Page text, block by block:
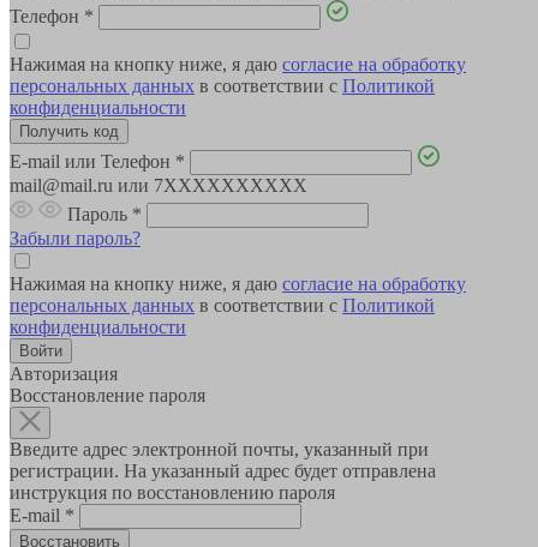
Телефон *
Нажимая на кнопку ниже, я даю согласие на обработку
персональных данных в соответствии с Политикой
конфиденциальности
E-mail или Телефон *
mail@mail.ru или 7XXXXXXXXXX
Пароль *
Забыли пароль?
Нажимая на кнопку ниже, я даю согласие на обработку
персональных данных в соответствии с Политикой
конфиденциальности
Авторизация
Восстановление пароля
Введите адрес электронной почты, указанный при
регистрации. На указанный адрес будет отправлена
инструкция по восстановлению пароля
E-mail *